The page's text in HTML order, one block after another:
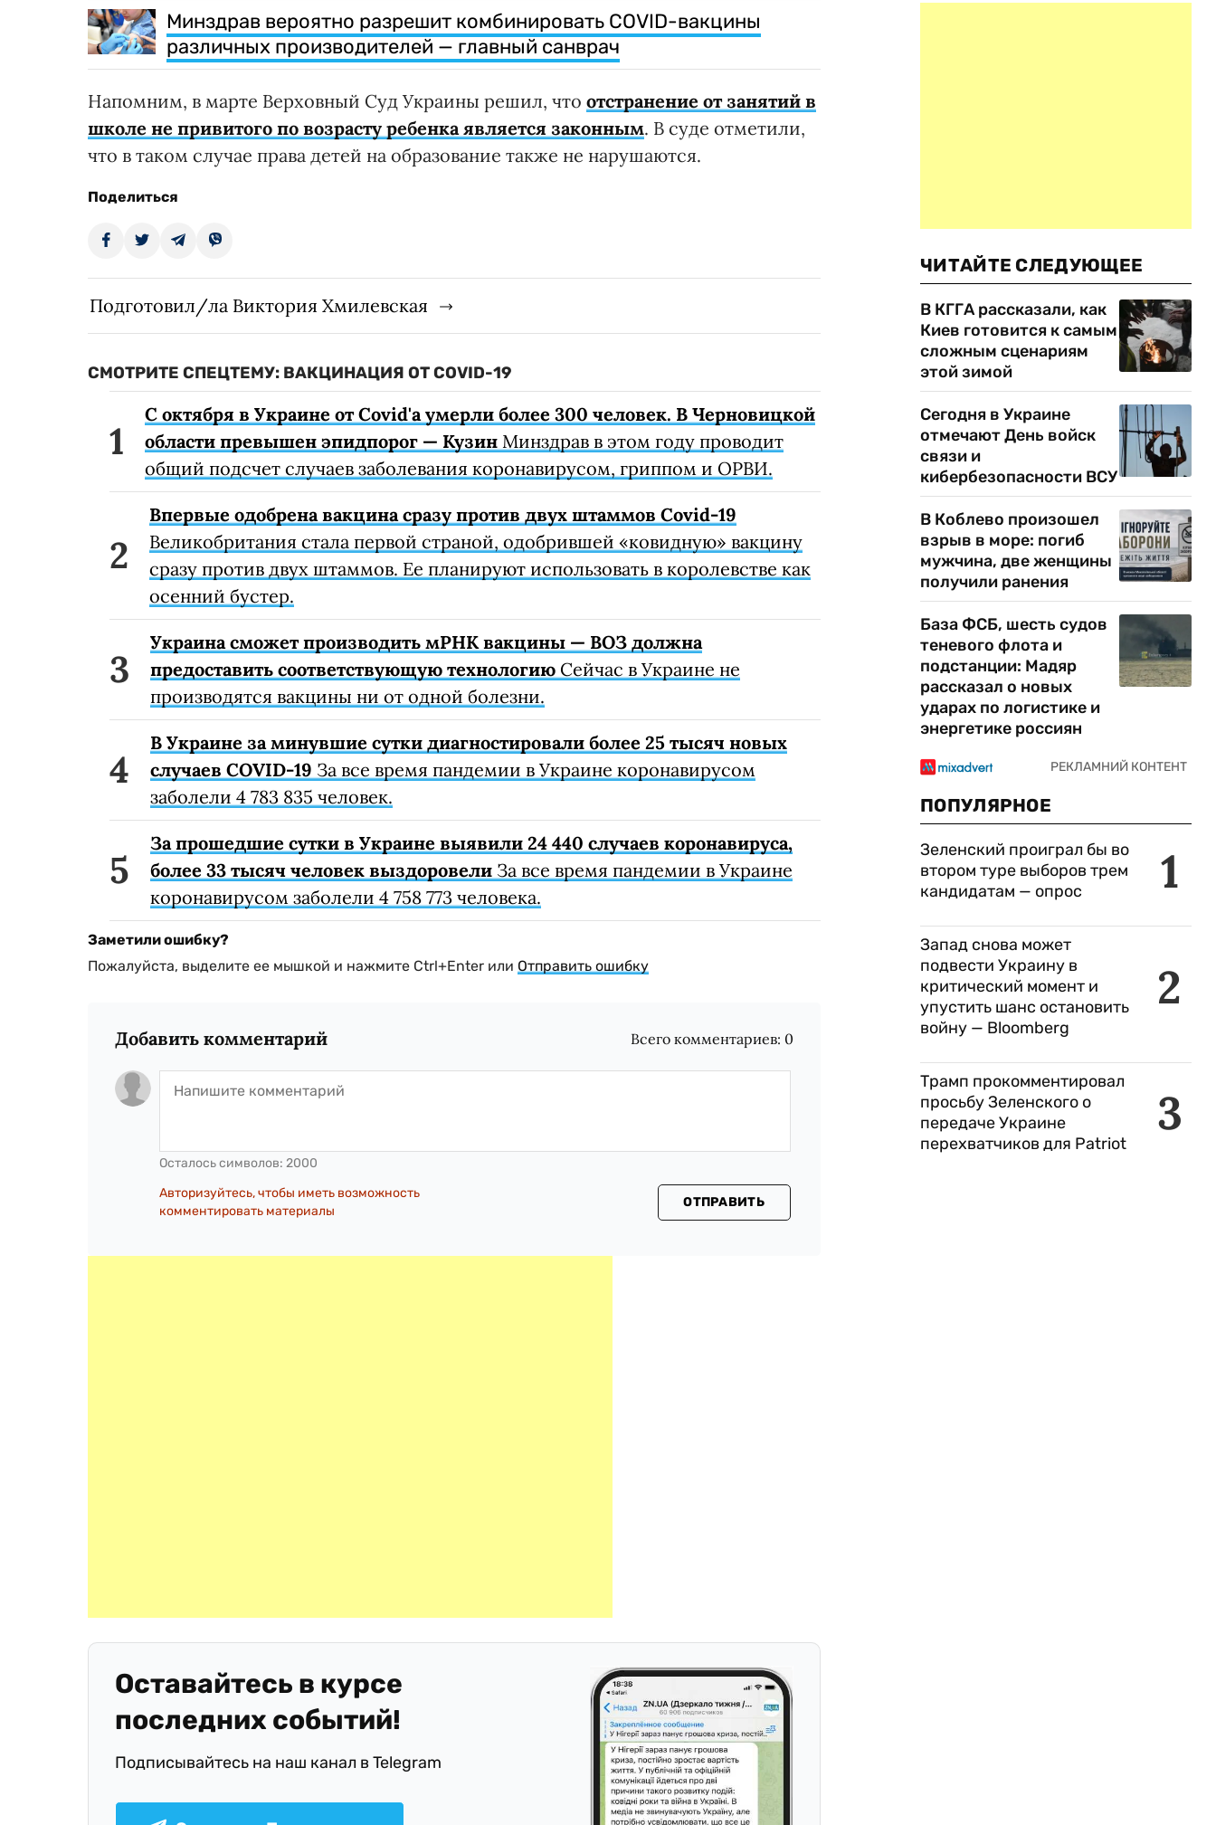
Минздрав вероятно разрешит комбинировать COVID-вакцины
различных производителей — главный санврач
Напомним, в марте Верховный Суд Украины решил, что отстранение от занятий в
школе не привитого по возрасту ребенка является законным. В суде отметили,
что в таком случае права детей на образование также не нарушаются.
Поделиться
Подготовил/ла Виктория Хмилевская
СМОТРИТЕ СПЕЦТЕМУ: ВАКЦИНАЦИЯ ОТ COVID-19
С октября в Украине от Covid'а умерли более 300 человек. В Черновицкой
области превышен эпидпорог — Кузин Минздрав в этом году проводит
общий подсчет случаев заболевания коронавирусом, гриппом и ОРВИ.
Впервые одобрена вакцина сразу против двух штаммов Covid-19
Великобритания стала первой страной, одобрившей «ковидную» вакцину
сразу против двух штаммов. Ее планируют использовать в королевстве как
осенний бустер.
Украина сможет производить мРНК вакцины — ВОЗ должна
предоставить соответствующую технологию Сейчас в Украине не
производятся вакцины ни от одной болезни.
В Украине за минувшие сутки диагностировали более 25 тысяч новых
случаев COVID-19 За все время пандемии в Украине коронавирусом
заболели 4 783 835 человек.
За прошедшие сутки в Украине выявили 24 440 случаев коронавируса,
более 33 тысяч человек выздоровели За все время пандемии в Украине
коронавирусом заболели 4 758 773 человека.
Заметили ошибку?
Пожалуйста, выделите ее мышкой и нажмите Ctrl+Enter или Отправить ошибку
Добавить комментарий Всего комментариев: 0
Осталось символов: 2000
Авторизуйтесь, чтобы иметь возможность
комментировать материалы
ОТПРАВИТЬ
Оставайтесь в курсе
последних событий!
Подписывайтесь на наш канал в Telegram
ЧИТАЙТЕ СЛЕДУЮЩЕЕ
В КГГА рассказали, как
Киев готовится к самым
сложным сценариям
этой зимой
Сегодня в Украине
отмечают День войск
связи и
кибербезопасности ВСУ
В Коблево произошел
взрыв в море: погиб
мужчина, две женщины
получили ранения
База ФСБ, шесть судов
теневого флота и
подстанции: Мадяр
рассказал о новых
ударах по логистике и
энергетике россиян
ПОПУЛЯРНОЕ
1
Зеленский проиграл бы во
втором туре выборов трем
кандидатам — опрос
2
Запад снова может
подвести Украину в
критический момент и
упустить шанс остановить
войну — Bloomberg
3
Трамп прокомментировал
просьбу Зеленского о
передаче Украине
перехватчиков для Patriot